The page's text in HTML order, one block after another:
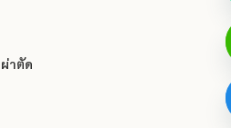
าตัด